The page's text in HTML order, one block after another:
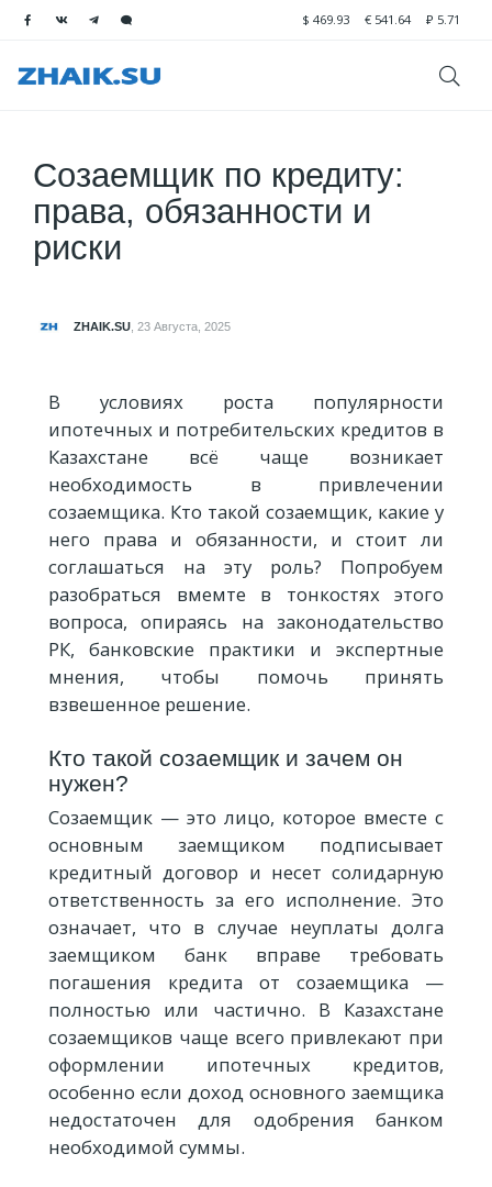
$ 469.93 € 541.64 ₽ 5.71
Созаемщик по кредиту:
права, обязанности и
риски
ZHAIK.SU 23 Августа, 2025
В условиях роста популярности
ипотечных и потребительских кредитов в
Казахстане всё чаще возникает
необходимость в привлечении
созаемщика. Кто такой созаемщик, какие у
него права и обязанности, и стоит ли
соглашаться на эту роль? Попробуем
разобраться вмемте в тонкостях этого
вопроса, опираясь на законодательство
РК, банковские практики и экспертные
мнения, чтобы помочь принять
взвешенное решение.
Кто такой созаемщик и зачем он
нужен?
Созаемщик — это лицо, которое вместе с
основным заемщиком подписывает
кредитный договор и несет солидарную
ответственность за его исполнение. Это
означает, что в случае неуплаты долга
заемщиком банк вправе требовать
погашения кредита от созаемщика —
полностью или частично. В Казахстане
созаемщиков чаще всего привлекают при
оформлении ипотечных кредитов,
особенно если доход основного заемщика
недостаточен для одобрения банком
необходимой суммы.